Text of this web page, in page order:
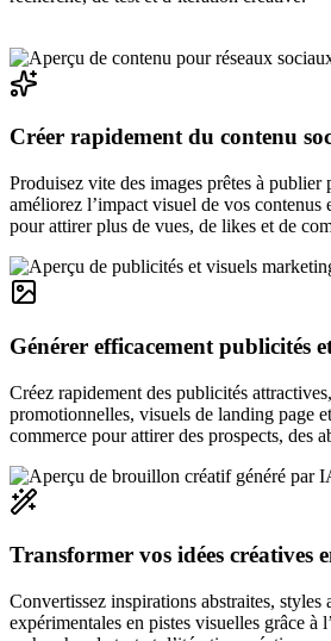
Créer rapidement du contenu
Produisez vite des images prêtes à publier
améliorez l’impact visuel de vos contenus
pour attirer plus de vues, de likes et de
Générer efficacement publicités
Créez rapidement des publicités
promotionnelles, visuels de landing page
commerce pour attirer des prospects, des
Transformer vos idées créatives
Convertissez inspirations abstraites, styles
expérimentales en pistes visuelles grâce à